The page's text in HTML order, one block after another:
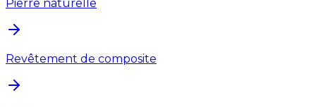
Pierre naturelle
Revêtement de composite